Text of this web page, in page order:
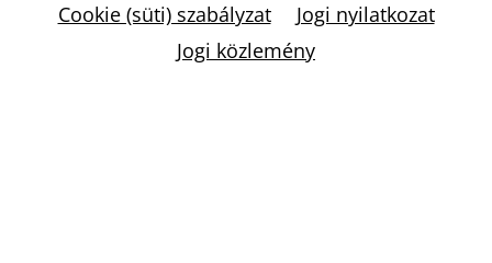
Cookie (süti) szabályzat
Jogi nyilatkozat
Jogi közlemény